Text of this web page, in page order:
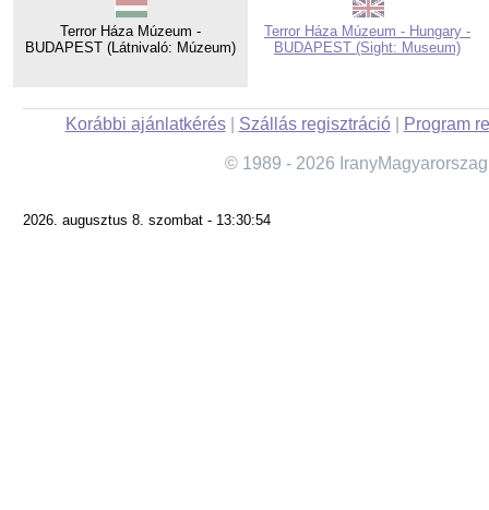
Terror Háza Múzeum -
BUDAPEST (Látnivaló: Múzeum)
Terror Háza Múzeum - Hungary -
BUDAPEST (Sight: Museum)
Korábbi ajánlatkérés| Szállás regisztráció| Program
© 1989 - 2026
2026. augusztus 8. szombat - 13:30:54